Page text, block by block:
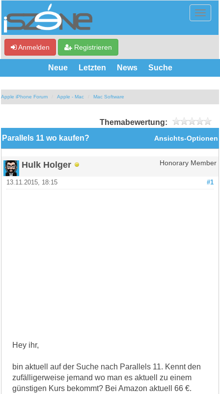
Anmelden Registrieren
Neue Letzten News Suche
Apple iPhone Forum Apple - Mac Mac Software
Themabewertung:
Ansichts-Optionen
Parallels 11 wo kaufen?
Hulk Holger Honorary Member
#1
13.11.2015, 18:15
Hey ihr,
bin aktuell auf der Suche nach Parallels 11. Kennt den
zufälligerweise jemand wo man es aktuell zu einem
günstigen Kurs bekommt? Bei Amazon aktuell 66 €.